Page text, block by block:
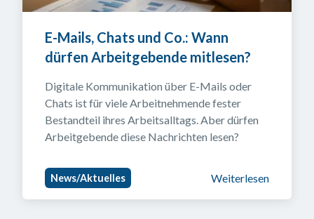
E-Mails, Chats und Co.: Wann
dürfen Arbeitgebende mitlesen?
Digitale Kommunikation über E-Mails oder
Chats ist für viele Arbeitnehmende fester
Bestandteil ihres Arbeitsalltags. Aber dürfen
Arbeitgebende diese Nachrichten lesen?
News/Aktuelles Weiterlesen